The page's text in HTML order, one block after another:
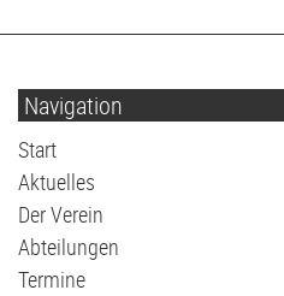
Navigation
Navigation
überspringen
Start
Aktuelles
Der Verein
Abteilungen
Termine